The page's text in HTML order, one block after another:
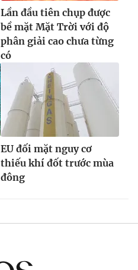
Lần đầu tiên chụp được
bề mặt Mặt Trời với độ
phân giải cao chưa từng
có
EU đối mặt nguy cơ
thiếu khí đốt trước mùa
đông